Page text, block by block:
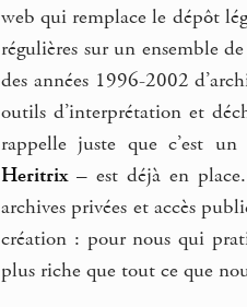
web qui remplace le dépôt
régulières sur un ensemble
des années 1996-2002
outils d’interprétation et
rappelle juste que c’est
Heritrix– est déjà en place.
archives privées et accès
création : pour nous qui
plus riche que tout ce que